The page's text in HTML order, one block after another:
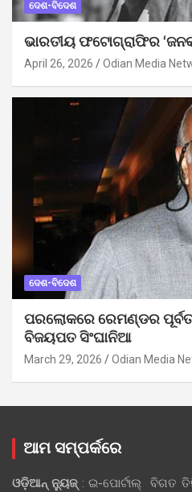
ଦେଶ-ବିଦେଶ
ଭାରତୀୟ ଫଟୋଗ୍ରାଫିର
April 26, 2026 Odian Media
ଦେଶ-ବିଦେଶ
ପରଲୋକରେ ରେମଣ୍ଡର
ବିଜୟପତ ସିଂଘାନିଆ
March 29, 2026 Odian Media
ଆମ ସମ୍ପର୍କରେ
ଓଡ଼ିଆନ୍‍ ନ୍ୟୁଜ୍‍: ଇ-ପୋର୍ଟାଲ୍ ବିଗତ